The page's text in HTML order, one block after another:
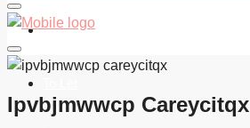
For Sale
Ipvbjmwwcp Careycitqx